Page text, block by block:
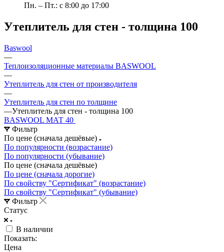
Пн. – Пт.: с 8:00 до 17:00
Утеплитель для стен - толщина 100
Baswool
—
Теплоизоляционные материалы BASWOOL
—
Утеплитель для стен от производителя
—
Утеплитель для стен по толщине
—Утеплитель для стен - толщина 100
BASWOOL МАТ 40
Фильтр
По цене (сначала дешёвые)
По популярности (возрастание)
По популярности (убывание)
По цене (сначала дешёвые)
По цене (сначала дорогие)
По свойству "Сертификат" (возрастание)
По свойству "Сертификат" (убывание)
Фильтр
Статус
В наличии
Показать:
Цена